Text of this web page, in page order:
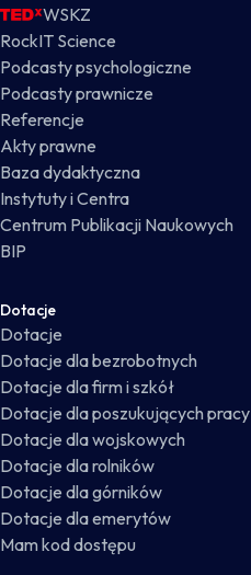
WSKZ
RockIT Science
Podcasty psychologiczne
Podcasty prawnicze
Referencje
Akty prawne
Baza dydaktyczna
Instytuty i Centra
Centrum Publikacji Naukowych
BIP
Dotacje
Dotacje
Dotacje dla bezrobotnych
Dotacje dla firm i szkół
Dotacje dla poszukujących pracy
Dotacje dla wojskowych
Dotacje dla rolników
Dotacje dla górników
Dotacje dla emerytów
Mam kod dostępu